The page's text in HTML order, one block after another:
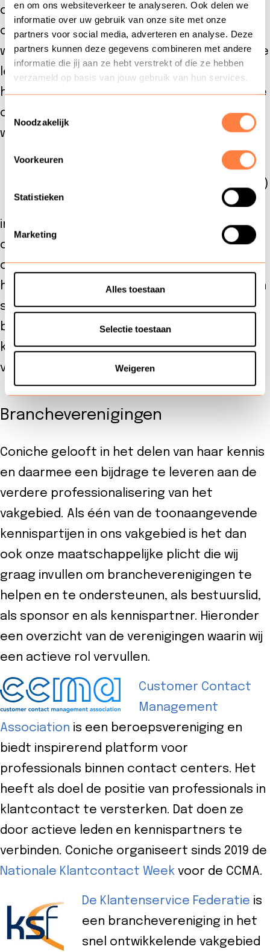
en om ons websiteverkeer te analyseren. Ook delen we
informatie over uw gebruik van onze site met onze
partners voor social media, adverteren en analyse. Deze
partners kunnen deze gegevens combineren met andere
informatie die jij aan ze hebt verstrekt of die ze hebben
verzameld op basis van jouw gebruik van hun services.
Toestemmingsselectie
Noodzakelijk
Voorkeuren
Statistieken
Marketing
Alles toestaan
Selectie toestaan
Weigeren
ondersteuning (OBI4wan), maar ze kunnen
ook de medewerkers beoordelen op
webcare-geschiktheid bij een organisatie, ze
leiden ze op zodat ze de juiste vaardigheden
hebben en ze ondersteunen en adviseren de
organisatie in wat zij willen uitstralen in
webcare (Coniche).
De Algemene Verordening
Gegevensbescherming (AVG)
, heeft ook een behoorlijke
impact voor het werken in een klantcontact
organisatie. Coniche en privacy
consultancyorganisatie DMCC Nederland
hebben de handen ineen geslagen en bieden
samen e-learning specifiek voor privacy
bewustwording van
klantenservicemedewerkers aan.Kijk hier
voor meer informatie.
Brancheverenigingen
Coniche gelooft in het delen van haar kennis
en daarmee een bijdrage te leveren aan de
verdere professionalisering van het
vakgebied. Als één van de toonaangevende
kennispartijen in ons vakgebied is het dan
ook onze maatschappelijke plicht die wij
graag invullen om brancheverenigingen te
helpen en te ondersteunen, als bestuurslid,
als sponsor en als kennispartner. Hieronder
een overzicht van de verenigingen waarin wij
een actieve rol vervullen.
Customer Contact
Management
Association is een beroepsvereniging en
biedt inspirerend platform voor
professionals binnen contact centers. Het
heeft als doel de positie van professionals in
klantcontact te versterken. Dat doen ze
door actieve leden en kennispartners te
verbinden. Coniche organiseert sinds 2019 de
Nationale Klantcontact Week voor de CCMA.
De Klantenservice Federatie is
een branchevereniging in het
snel ontwikkelende vakgebied